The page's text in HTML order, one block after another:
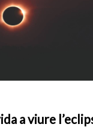
a viure